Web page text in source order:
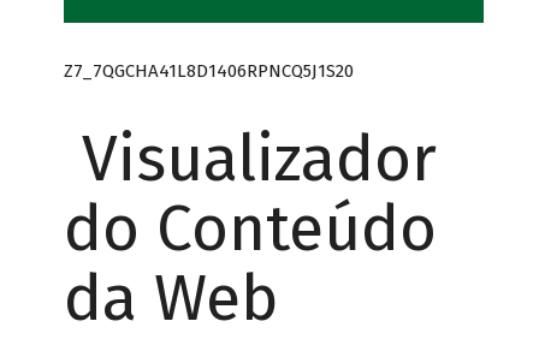
Z7_7QGCHA41L8D1406RPNCQ5J1S20
Visualizador
do Conteúdo
da Web